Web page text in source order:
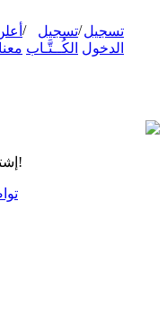
تسجيل
الدخول
/تسجيل
الكُــتَّـاب
/
معنا
إشترك الآن!